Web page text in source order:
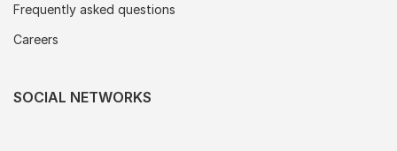
Frequently asked questions
Careers
SOCIAL NETWORKS